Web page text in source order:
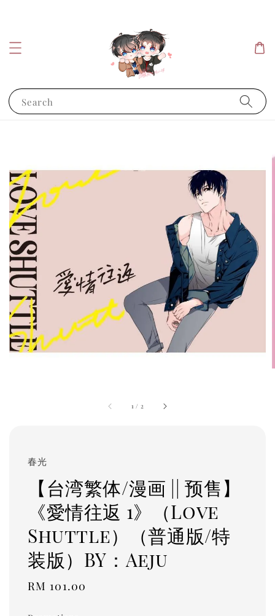
Search
1 / 2
春光
【台湾繁体/漫画 || 预售】
《愛情往返 1》（Love
Shuttle）（普通版/特
装版）BY：Aeju
Regular
RM 101.00